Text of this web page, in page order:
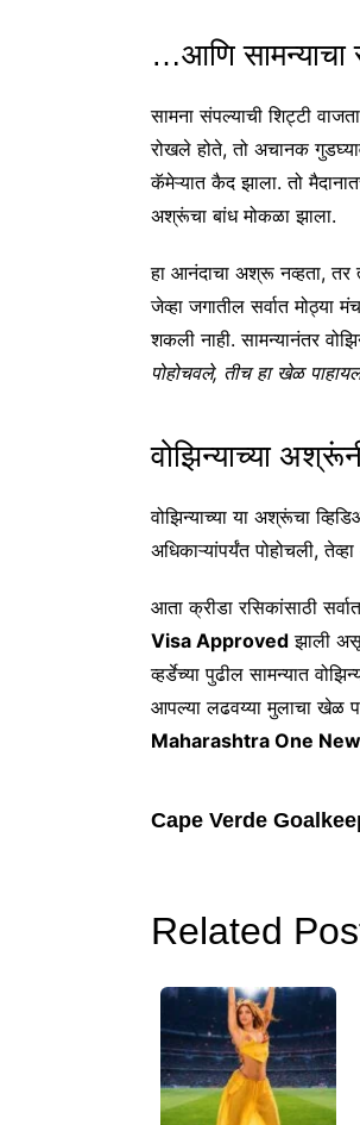
…आणि सामन्याचा
सामना संपल्याची शिट्टी
रोखले होते, तो अचानक
कॅमेऱ्यात कैद झाला. तो
अश्रूंचा बांध मोकळा झाला.
हा आनंदाचा अश्रू नव्हता, तर
जेव्हा जगातील सर्वात मोठ्या
शकली नाही. सामन्यानंतर
पोहोचवले, तीच हा खेळ
वोझिन्याच्या
वोझिन्याच्या या अश्रूंचा
अधिकाऱ्यांपर्यंत पोहोचली,
आता क्रीडा रसिकांसाठी
Visa Approved झाली
व्हर्डेच्या पुढील सामन्यात
आपल्या लढवय्या मुलाचा खेळ
Maharashtra One
Cape Verde
Related